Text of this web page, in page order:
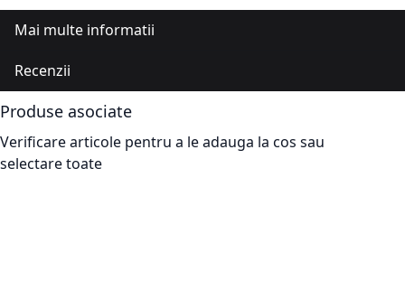
Mai multe informatii
Recenzii
Produse asociate
Verificare articole pentru a le adauga la cos sau
selectare toate